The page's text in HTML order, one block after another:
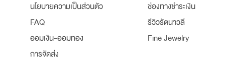
นโยบายความเป็นส่วนตัว
FAQ
ออมเงิน-ออมทอง
การจัดส่ง
ช่องทางชำระเงิน
รีวิวรัตนาวลี
Fine Jewelry